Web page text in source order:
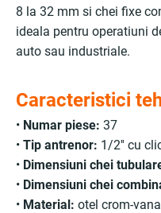
8 la 32 mm si chei fixe
ideala pentru operatiuni
auto sau industriale.
Caracteristici
• Numar piese: 37
• Tip antrenor: 1/2'' cu
• Dimensiuni chei
• Dimensiuni chei
• Material: otel crom-